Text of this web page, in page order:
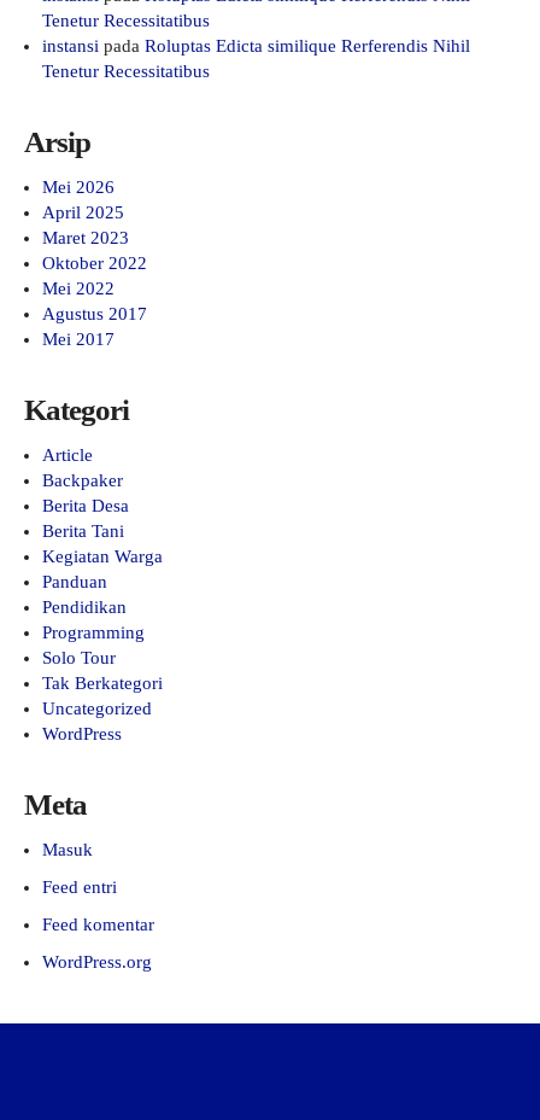
Tenetur Recessitatibus
instansi pada Roluptas Edicta similique Rerferendis Nihil
Tenetur Recessitatibus
Arsip
Mei 2026
April 2025
Maret 2023
Oktober 2022
Mei 2022
Agustus 2017
Mei 2017
Kategori
Article
Backpaker
Berita Desa
Berita Tani
Kegiatan Warga
Panduan
Pendidikan
Programming
Solo Tour
Tak Berkategori
Uncategorized
WordPress
Meta
Masuk
Feed entri
Feed komentar
WordPress.org